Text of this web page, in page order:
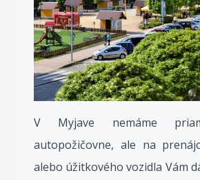
V Myjave nemáme
autopožičovne, ale na
alebo úžitkového vozidla Vám